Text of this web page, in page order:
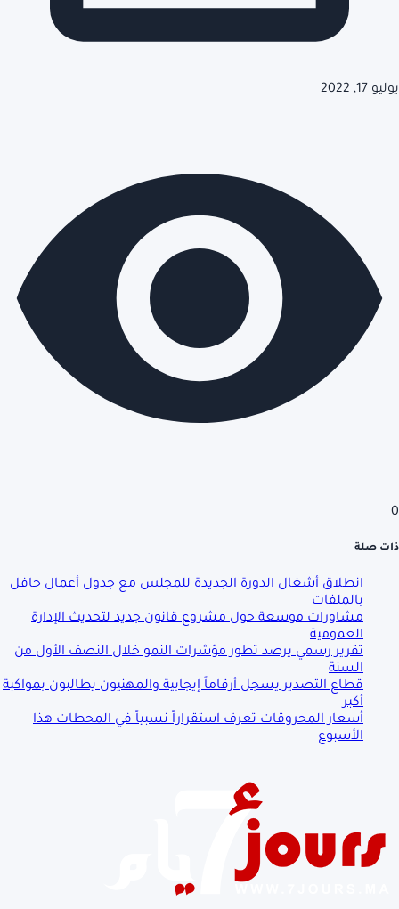
يوليو 17, 2022
0
ذات صلة
انطلاق أشغال الدورة الجديدة للمجلس مع جدول أعمال حافل
بالملفات
مشاورات موسعة حول مشروع قانون جديد لتحديث الإدارة
العمومية
تقرير رسمي يرصد تطور مؤشرات النمو خلال النصف الأول من
السنة
قطاع التصدير يسجل أرقاماً إيجابية والمهنيون يطالبون بمواكبة
أكبر
أسعار المحروقات تعرف استقراراً نسبياً في المحطات هذا
الأسبوع